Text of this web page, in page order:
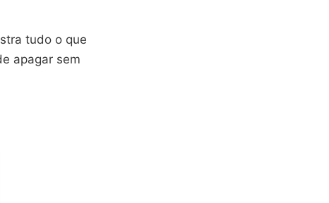
tudo o que
apagar sem